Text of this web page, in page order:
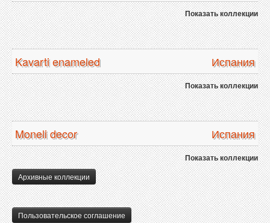
Показать коллекции
Kavarti enameled Испания
Показать коллекции
Moneli decor Испания
Показать коллекции
Архивные коллекции
Пользовательское соглашение